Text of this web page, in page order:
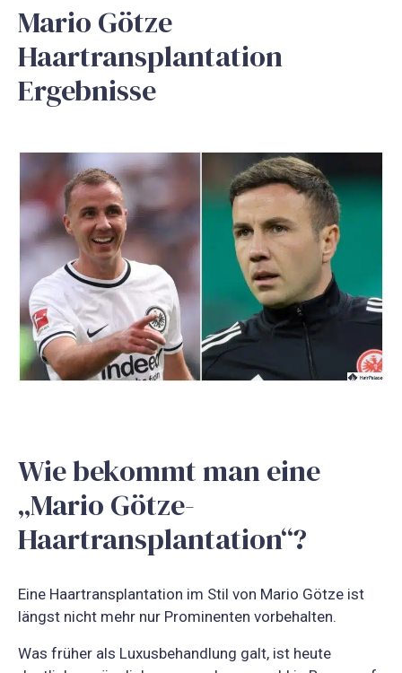
Mario Götze
Haartransplantation
Ergebnisse
Wie bekommt man eine
„Mario Götze-
Haartransplantation“?
Eine Haartransplantation im Stil von Mario Götze ist
längst nicht mehr nur Prominenten vorbehalten.
Was früher als Luxusbehandlung galt, ist heute